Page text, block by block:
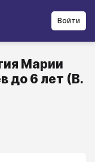
Войти
Марии
до 6 лет (В.